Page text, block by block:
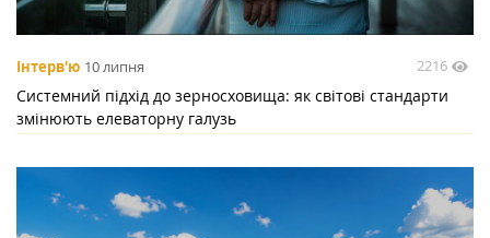
Інтерв'ю 10 липня 2216
Системний підхід до зерносховища: як світові стандарти
змінюють елеваторну галузь